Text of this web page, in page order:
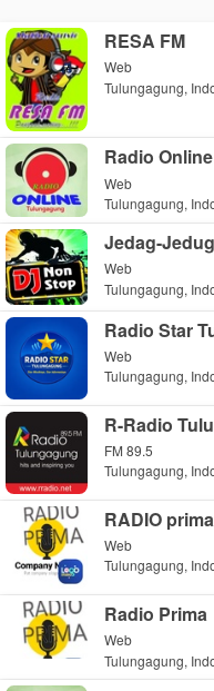
RESA FM
Web
Tulungagung,
Radio
Web
Tulungagung,
Jedag-
Web
Tulungagung,
Radio Star
Web
Tulungagung,
R-Radio
FM 89.5
Tulungagung,
RADIO prima
Web
Tulungagung,
Radio Prima
Web
Tulungagung,